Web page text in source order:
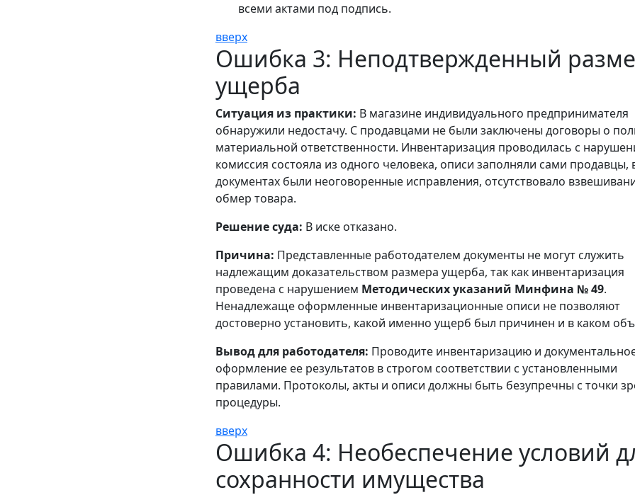
всеми актами под подпись.
вверх
Ошибка 3: Неподтвержденный
ущерба
Ситуация из практики: В магазине индивидуального предпринимателя
обнаружили недостачу. С продавцами не были заключены договоры о
материальной ответственности. Инвентаризация проводилась с
комиссия состояла из одного человека, описи заполняли сами продавцы,
документах были неоговоренные исправления, отсутствовало
обмер товара.
Решение суда: В иске отказано.
Причина: Представленные работодателем документы не могут служить
надлежащим доказательством размера ущерба, так как инвентаризация
проведена с нарушением Методических указаний Минфина № 49.
Ненадлежаще оформленные инвентаризационные описи не позволяют
достоверно установить, какой именно ущерб был причинен и в каком
Вывод для работодателя: Проводите инвентаризацию и
оформление ее результатов в строгом соответствии с установленными
правилами. Протоколы, акты и описи должны быть безупречны с точки
процедуры.
вверх
Ошибка 4: Необеспечение условий
сохранности имущества